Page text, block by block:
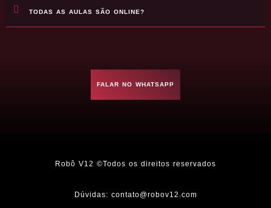
TODAS AS AULAS SÃO ONLINE?
FALAR NO WHATSAPP
Robô V12 ©Todos os direitos reservados
Dúvidas: contato@robov12.com